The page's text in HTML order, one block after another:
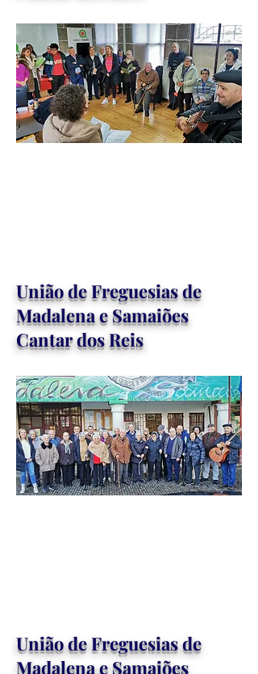
União de Freguesias de
Madalena e Samaiões
Cantar dos Reis
União de Freguesias de
Madalena e Samaiões